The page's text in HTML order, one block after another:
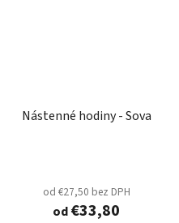
Nástenné hodiny - Sova
od €27,50 bez DPH
od€33,80